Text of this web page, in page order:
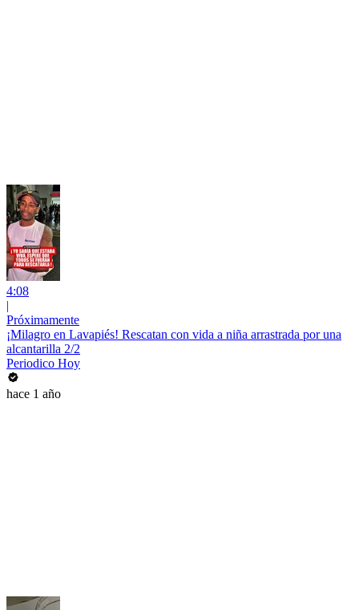
4:08
|
Próximamente
¡Milagro en Lavapiés! Rescatan con vida a niña arrastrada por una
alcantarilla 2/2
Periodico Hoy
hace 1 año